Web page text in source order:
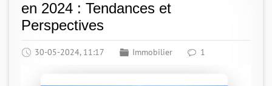
en 2024 : Tendances et
Perspectives
30-05-2024, 11:17 Immobilier 1